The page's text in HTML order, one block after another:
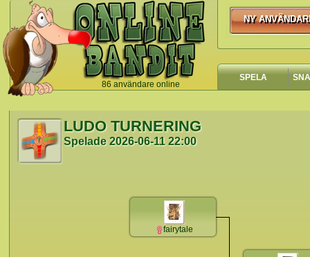
86 användare online
`
NY
NY
SPELA
LUDO TURNERING
Spelade2026-06-11 22:00
fairytale